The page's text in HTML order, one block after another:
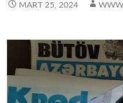
MART 25, 2024